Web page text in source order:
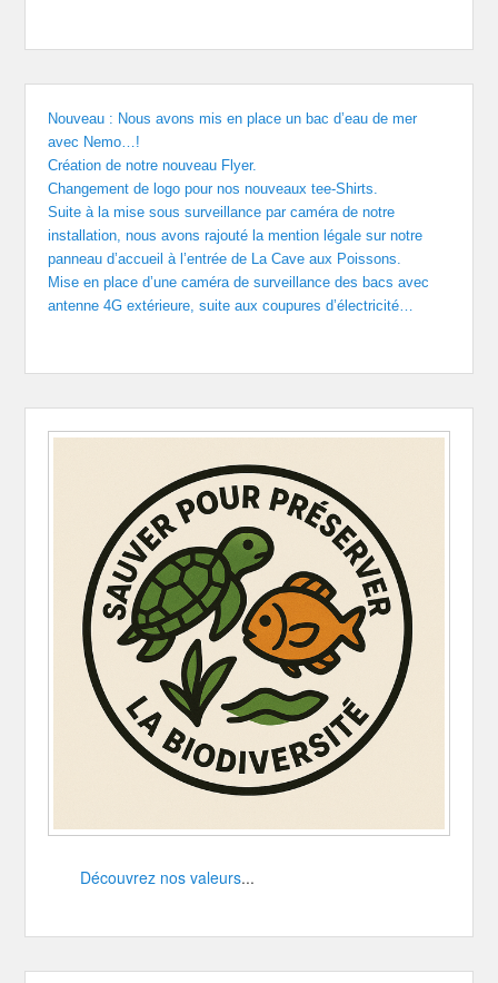
Nouveau : Nous avons mis en place un bac d’eau de mer
avec Nemo…!
Création de notre nouveau Flyer.
Changement de logo pour nos nouveaux tee-Shirts.
Suite à la mise sous surveillance par caméra de notre
installation, nous avons rajouté la mention légale sur notre
panneau d’accueil à l’entrée de La Cave aux Poissons.
Mise en place d’une caméra de surveillance des bacs avec
antenne 4G extérieure, suite aux coupures d’électricité…
Découvrez nos valeurs...